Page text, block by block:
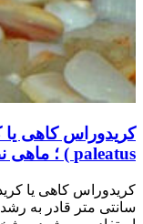
paleatus ) ؛ ماهی نظافت گر
سانتی متر قادر به